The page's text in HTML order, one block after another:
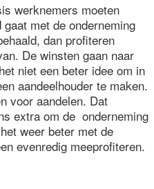
werknemers moeten
met de onderneming
dan profiteren
De winsten gaan naar
niet een beter idee om in
aandeelhouder te maken.
voor aandelen. Dat
extra om de onderneming
weer beter met de
evenredig meeprofiteren.